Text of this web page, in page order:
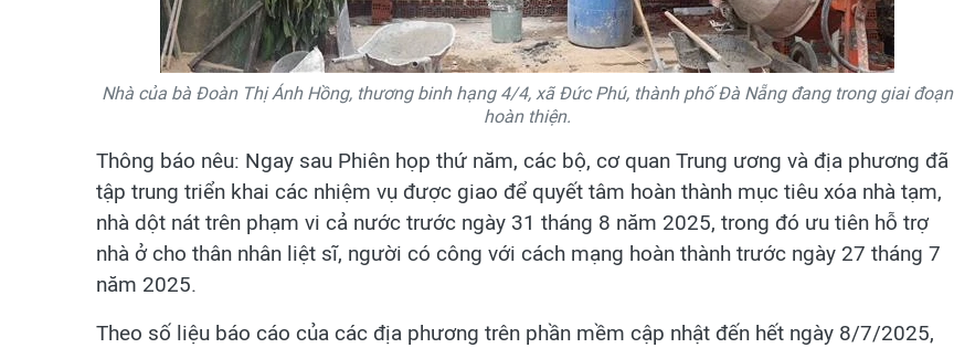
Nhà của bà Đoàn Thị Ánh Hồng, thương binh hạng 4/4, xã Đức Phú, thành phố Đà Nẵng đang trong giai đoạn
hoàn thiện.
Thông báo nêu: Ngay sau Phiên họp thứ năm, các bộ, cơ quan Trung ương và địa phương đã
tập trung triển khai các nhiệm vụ được giao để quyết tâm hoàn thành mục tiêu xóa nhà tạm,
nhà dột nát trên phạm vi cả nước trước ngày 31 tháng 8 năm 2025, trong đó ưu tiên hỗ trợ
nhà ở cho thân nhân liệt sĩ, người có công với cách mạng hoàn thành trước ngày 27 tháng 7
năm 2025.
Theo số liệu báo cáo của các địa phương trên phần mềm cập nhật đến hết ngày 8/7/2025,